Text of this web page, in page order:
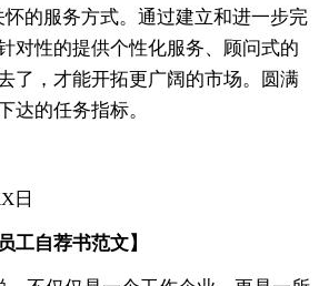
的服务方式。通过建立和进一步完
对性的提供个性化服务、顾问式的
了，才能开拓更广阔的市场。圆满
达的任务指标。
日
工自荐书范文】